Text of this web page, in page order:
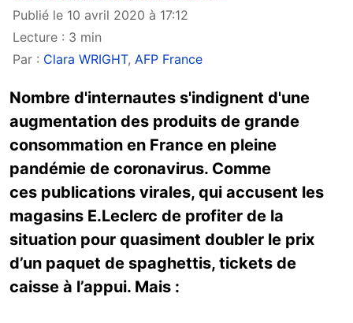
Publié le 10 avril 2020 à 17:12
Lecture : 3 min
Par : Clara WRIGHT, AFP France
Nombre d'internautes s'indignent d'une
augmentation des produits de grande
consommation en France en pleine
pandémie de coronavirus. Comme
ces publications virales, qui accusent les
magasins E.Leclerc de profiter de la
situation pour quasiment doubler le prix
d’un paquet de spaghettis, tickets de
caisse à l’appui. Mais :